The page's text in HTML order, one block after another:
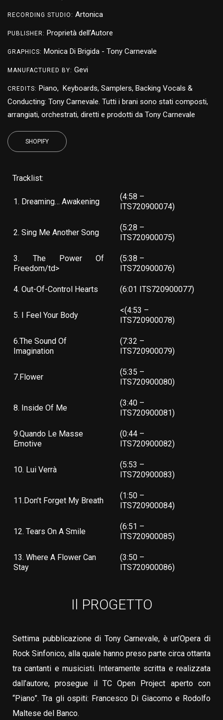
RECORDING STUDIO: Artonica
PUBLISHER: Proprietà dell’Autore
GRAPHICS: Monica Di Brigida - Tony Carnevale
MANUFACTURED BY: Gevi
CREDITS: Piano, Keyboards, Samplers, Backing Vocals &
Conducting: Tony Carnevale. Tutti i brani sono stati composti,
arrangiati, orchestrati, diretti e prodotti da Tony Carnevale
SHOPIFY
Tracklist:
1. Dreaming… Awakening
(4:58 –
ITS720900074)
2. Sing Me Another Song
(5:28 –
ITS720900075)
3. The Power Of
Freedom/td>
(5:38 –
ITS720900076)
4. Out-Of-Control Hearts (6:01 ITS720900077)
5. I Feel Your Body
<(4:53 –
ITS720900078)
6.The Sound Of
Imagination
(7:32 –
ITS720900079)
7.Flower
(5:35 –
ITS720900080)
8. Inside Of Me
(3:40 –
ITS720900081)
9.Quando Le Masse
Emotive
(0:44 –
ITS720900082)
10. Lui Verrà
(5:53 –
ITS720900083)
11.Don’t Forget My Breath
(1:50 –
ITS720900084)
12. Tears On A Smile
(6:51 –
ITS720900085)
13. Where A Flower Can
Stay
(3:50 –
ITS720900086)
Il PROGETTO
Settima pubblicazione di Tony Carnevale, è un’Opera di
Rock Sinfonico, alla quale hanno preso parte circa ottanta
tra cantanti e musicisti. Interamente scritta e realizzata
dall’autore, prosegue il TC Open Project aperto con
“Piano”. Tra gli ospiti: Francesco Di Giacomo e Rodolfo
Maltese del Banco.